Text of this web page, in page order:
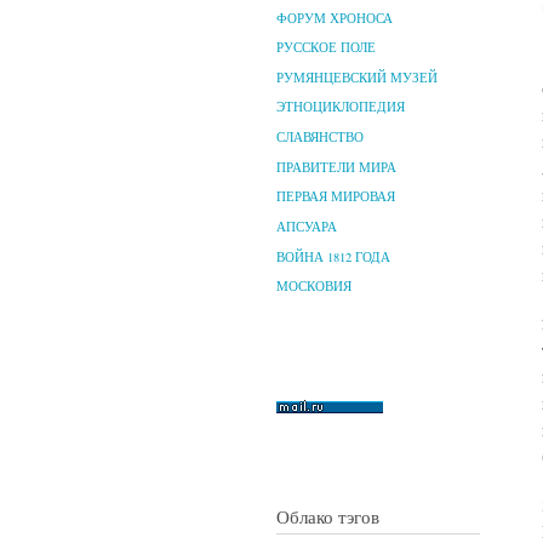
ФОРУМ ХРОНОСА
РУССКОЕ ПОЛЕ
РУМЯНЦЕВСКИЙ МУЗЕЙ
ЭТНОЦИКЛОПЕДИЯ
СЛАВЯНСТВО
ПРАВИТЕЛИ МИРА
ПЕРВАЯ МИРОВАЯ
АПСУАРА
ВОЙНА 1812 ГОДА
МОСКОВИЯ
Облако тэгов